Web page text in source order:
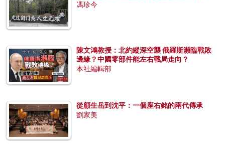
馮珍今
陳文鴻教授：北約縱深空襲 俄羅斯瀕臨戰敗
邊緣？中國零部件能左右戰局走向？
本社編輯部
從顧生岳到沈平：一個座右銘的兩代傳承
劉家美